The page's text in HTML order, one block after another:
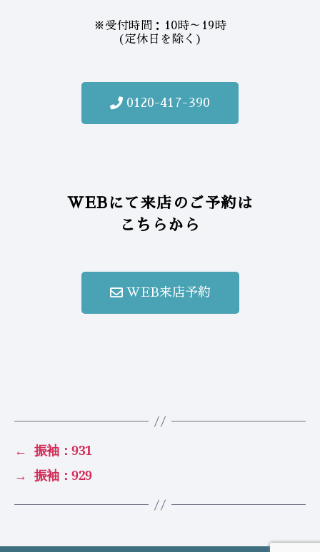
※受付時間：10時～19時
(定休日を除く)
0120-417-390
WEBにて来店のご予約は
こちらから
WEB来店予約
← 振袖：931
→ 振袖：929